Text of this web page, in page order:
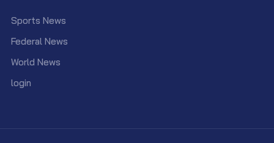
Sports News
Federal News
World News
login